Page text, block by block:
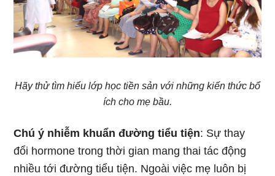
Hãy thử tìm hiểu lớp học tiền sản với những kiến thức bổ
ích cho mẹ bầu.
Chú ý nhiễm khuẩn đường tiểu tiện: Sự thay
đổi hormone trong thời gian mang thai tác động
nhiều tới đường tiểu tiện. Ngoài việc mẹ luôn bị